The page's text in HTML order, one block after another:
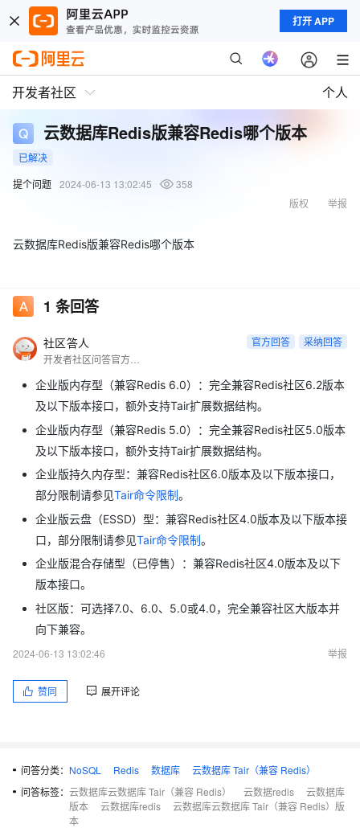
打开 APP
开发者社区 个人
云数据库Redis版兼容Redis哪个版本
已解决
提个问题 2024-06-13 13:02:45
358
举报
版权
云数据库Redis版兼容Redis哪个版本
1 条回答
社区答人 官方回答 采纳回答
企业版内存型（兼容Redis 6.0）：完全兼容Redis社区6.2版本
及以下版本接口，额外支持Tair扩展数据结构。
企业版内存型（兼容Redis 5.0）：完全兼容Redis社区5.0版本
及以下版本接口，额外支持Tair扩展数据结构。
企业版持久内存型：兼容Redis社区6.0版本及以下版本接口，
部分限制请参见Tair命令限制。
企业版云盘（ESSD）型：兼容Redis社区4.0版本及以下版本接
口，部分限制请参见Tair命令限制。
企业版混合存储型（已停售）：兼容Redis社区4.0版本及以下
版本接口。
社区版：可选择7.0、6.0、5.0或4.0，完全兼容社区大版本并
向下兼容。
2024-06-13 13:02:46
举报
赞同 展开评论
问答分类： NoSQL Redis 数据库
云数据库 Tair（兼容 Redis）
问答标签： 云数据库云数据库 Tair（兼容 Redis） 云数据redis
云数据库
版本
云数据库redis
云数据库云数据库 Tair（兼容 Redis）版
本